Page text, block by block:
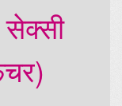
सेक्सी